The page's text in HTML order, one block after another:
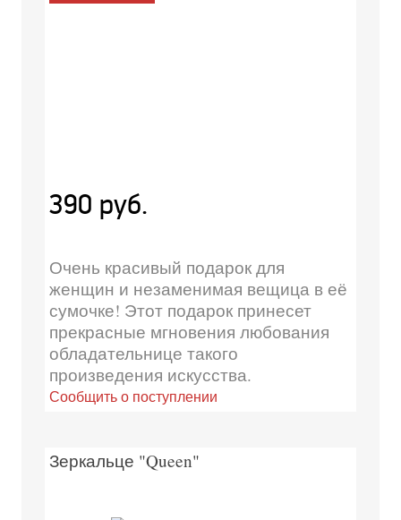
390 руб.
Очень красивый подарок для
женщин и незаменимая вещица в её
сумочке! Этот подарок принесет
прекрасные мгновения любования
обладательнице такого
произведения искусства.
Сообщить о поступлении
Зеркальце "Queen"